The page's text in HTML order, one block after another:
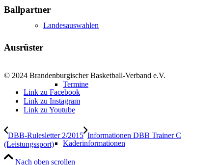
Landesauswahlen
Termine
Kaderinformationen
Ballpartner
Ausrüster
© 2024 Brandenburgischer Basketball-Verband e.V.
Link zu Facebook
Link zu Instagram
Link zu Youtube
DBB-Rulesletter 2/2015 Informationen DBB Trainer C
(Leistungssport)
Nach oben scrollen